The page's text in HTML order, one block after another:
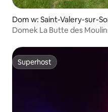
Dom w: Saint-Valery-sur-
Domek La Butte des
Superhost
Superhost